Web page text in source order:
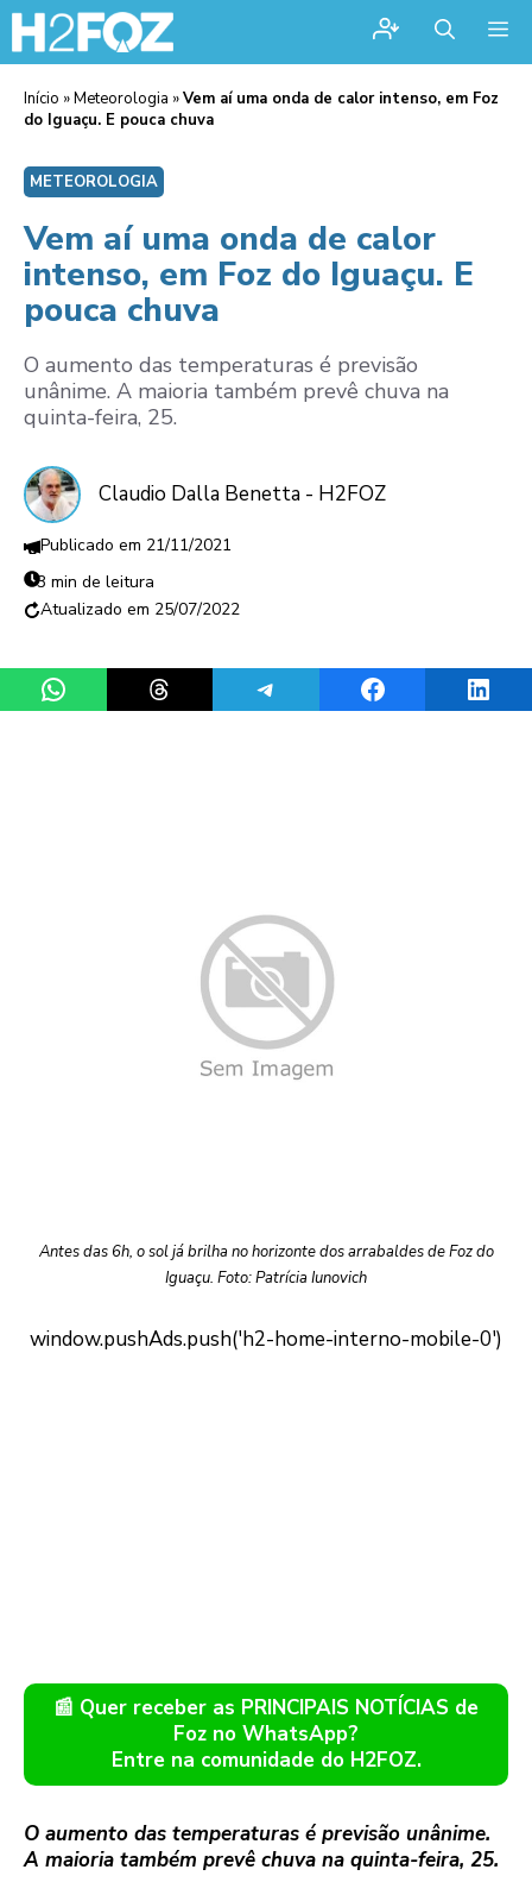
Início »Meteorologia »Vem aí uma onda de calor intenso, em Foz
do Iguaçu. E pouca chuva
METEOROLOGIA
Vem aí uma onda de calor
intenso, em Foz do Iguaçu. E
pouca chuva
O aumento das temperaturas é previsão
unânime. A maioria também prevê chuva na
quinta-feira, 25.
Claudio Dalla Benetta - H2FOZ
21/11/2021
3 min de leitura
25/07/2022
Share on WhatsAppShare on ThreadsShare on TelegramShare on Facebook
Antes das 6h, o sol já brilha no horizonte dos arrabaldes de Foz do
Iguaçu. Foto: Patrícia Iunovich
📰 Quer receber as PRINCIPAIS NOTÍCIAS de
Foz no WhatsApp?
Entre na comunidade do H2FOZ.
O aumento das temperaturas é previsão unânime.
A maioria também prevê chuva na quinta-feira, 25.